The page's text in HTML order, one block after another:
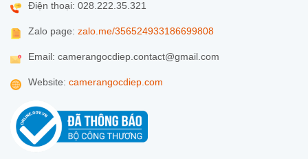
Điện thoại: 028.222.35.321
Zalo page: zalo.me/356524933186699808
Email: camerangocdiep.contact@gmail.com
Website: camerangocdiep.com